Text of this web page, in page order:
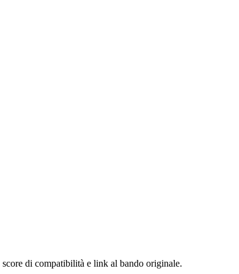
di compatibilità e link al bando originale.